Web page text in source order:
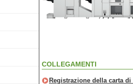
COLLEGAMENTI
Registrazione della carta